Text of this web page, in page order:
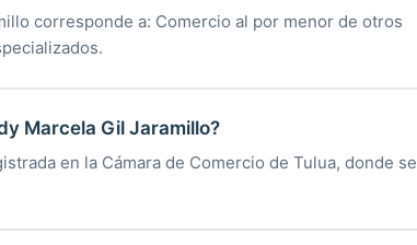
corresponde a: Comercio al por menor de otros
Marcela Gil Jaramillo?
en la Cámara de Comercio de Tulua, donde se